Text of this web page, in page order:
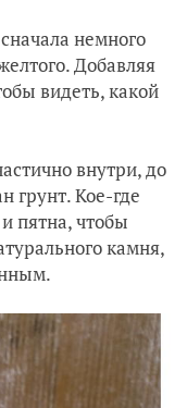
немного
Добавляя
видеть, какой
внутри, до
грунт. Кое-где
пятна, чтобы
камня,